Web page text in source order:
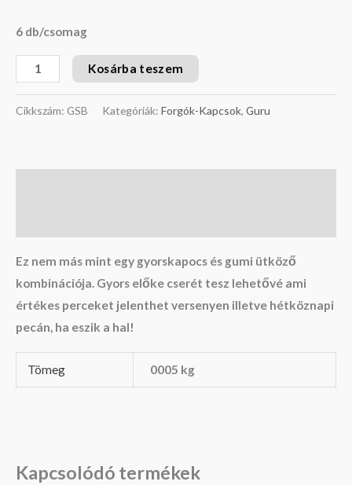
6 db/csomag
Kosárba teszem
Cikkszám: GSB Kategóriák: Forgók-Kapcsok, Guru
Ez nem más mint egy gyorskapocs és gumi ütköző
kombinációja. Gyors előke cserét tesz lehetővé ami
értékes perceket jelenthet versenyen illetve hétköznapi
pecán, ha eszik a hal!
Tömeg 0005 kg
Kapcsolódó termékek